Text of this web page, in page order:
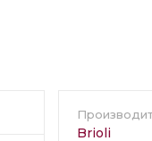
Brioli